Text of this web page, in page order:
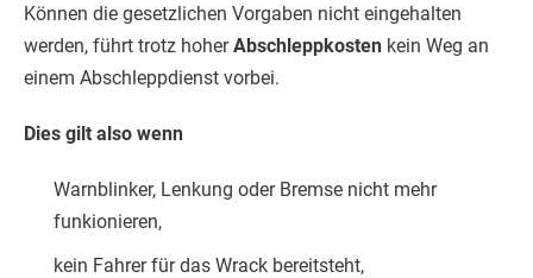
Können die gesetzlichen Vorgaben nicht eingehalten
werden, führt trotz hoherAbschleppkosten kein Weg an
einem Abschleppdienst vorbei.
Dies gilt also wenn
Warnblinker, Lenkung oder Bremse nicht mehr
funkionieren,
kein Fahrer für das Wrack bereitsteht,